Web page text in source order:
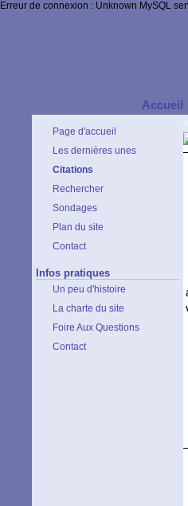
Erreur de connexion : Unknown MySQL
Accueil
Page d'accueil
Les dernières unes
Citations
Rechercher
Sondages
Plan du site
Contact
Infos pratiques
Un peu d'histoire
La charte du site
Foire Aux Questions
Contact